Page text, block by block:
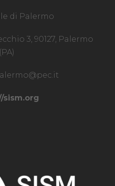
di Palermo
3, 90127, Palermo
(PA)
sism.org